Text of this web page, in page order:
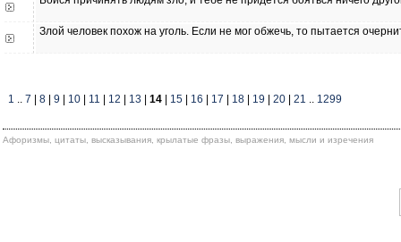
Злой человек похож на уголь. Если не мог обжечь, то пытается
1 .. 7 8 9 10 11 12 13 14 15 16 17 18 19 20 21 .. 1299
Афоризмы, цитаты, высказывания, крылатые фразы, выражения, мысли и изречения